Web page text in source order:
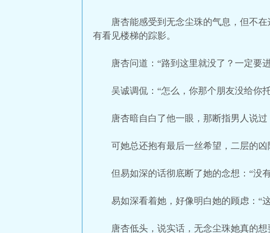
唐杏能感受到无念尘珠的气息，但不
有看见楼梯的踪影。
唐杏问道：“路到这里就没了？一定要
吴诚调侃：“怎么，你那个朋友没给你
唐杏暗自白了他一眼，那断指男人说
可她总还抱有最后一丝希望，二层的
但易如深的话彻底断了她的念想：“没
易如深看着她，好像明白她的顾虑：“
唐杏低头，说实话，无念尘珠她真的